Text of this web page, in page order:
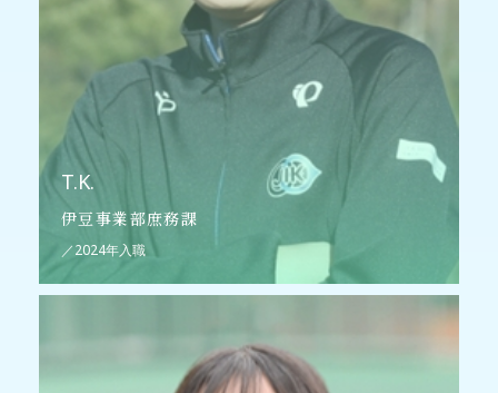
T.K.
伊豆事業部庶務課
／2024年入職